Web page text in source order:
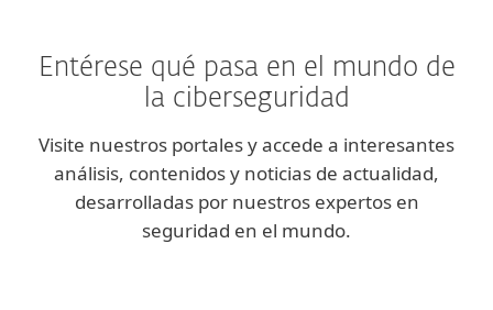
Entérese qué pasa en el mundo de
la ciberseguridad
Visite nuestros portales y accede a interesantes
análisis, contenidos y noticias de actualidad,
desarrolladas por nuestros expertos en
seguridad en el mundo.